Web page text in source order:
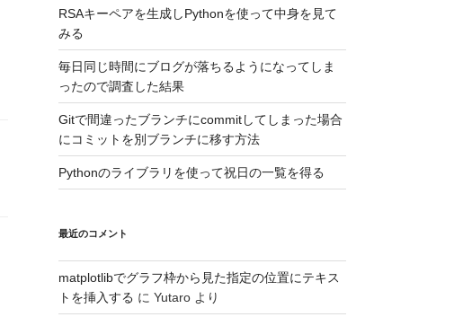
RSAキーペアを生成しPythonを使って中身を見て
みる
毎日同じ時間にブログが落ちるようになってしま
ったので調査した結果
Gitで間違ったブランチにcommitしてしまった場合
にコミットを別ブランチに移す方法
Pythonのライブラリを使って祝日の一覧を得る
最近のコメント
matplotlibでグラフ枠から見た指定の位置にテキス
トを挿入する に Yutaroより